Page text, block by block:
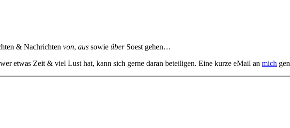
& Nachrichten von, aus sowie überSoest gehen…
etwas Zeit & viel Lust hat, kann sich gerne daran beteiligen. Eine kurze eMail an mich